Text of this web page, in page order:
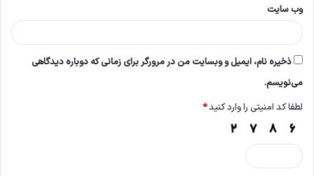
وب‌ سایت
ذخیره نام، ایمیل و وبسایت من در مرورگر برای زمانی که دوباره دیدگاهی
می‌نویسم.
لطفا کد امنیتی را وارد کنید*